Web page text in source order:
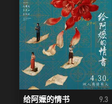
给阿嬷的情书 9.3